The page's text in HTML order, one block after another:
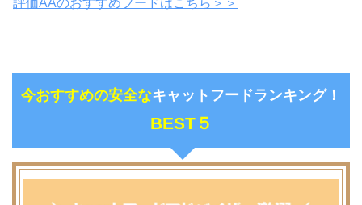
評価AAのおすすめフードはこちら＞＞
今おすすめの安全なキャットフードランキング！
BEST５